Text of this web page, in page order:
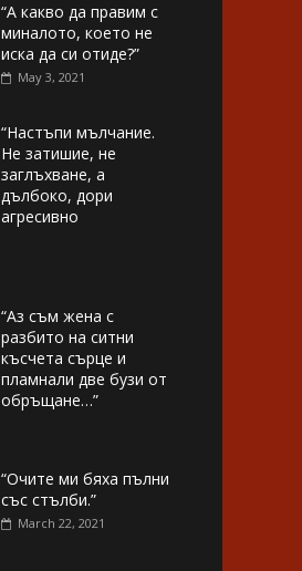
“А какво да правим с
миналото, което не
иска да си отиде?”
May 3, 2021
“Настъпи мълчание.
Не затишие, не
заглъхване, а
дълбоко, дори
агресивно
“Аз съм жена с
разбито на ситни
късчета сърце и
пламнали две бузи от
обръщане…”
“Очите ми бяха пълни
със стълби.”
March 22, 2021